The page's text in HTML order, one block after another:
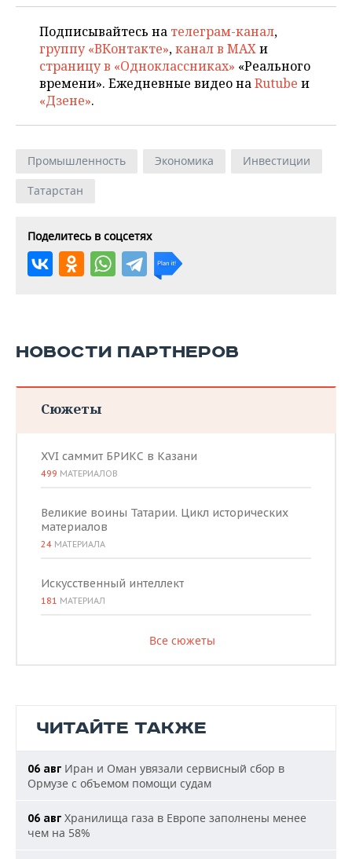
Подписывайтесь на телеграм-канал,
группу «ВКонтакте»,канал в MAXи
страницу в «Одноклассниках» «Реального
времени». Ежедневные видео наRutube и
«Дзене».
Промышленность Экономика
Инвестиции
Татарстан
Поделитесь в соцсетях
НОВОСТИ ПАРТНЕРОВ
Сюжеты
XVI саммит БРИКС в Казани
499 МАТЕРИАЛОВ
Великие воины Татарии. Цикл исторических
материалов
24 МАТЕРИАЛА
Искусственный интеллект
181 МАТЕРИАЛ
Все сюжеты
ЧИТАЙТЕ ТАКЖЕ
06 авг Иран и Оман увязали сервисный сбор в
Ормузе с объемом помощи судам
06 авг Хранилища газа в Европе заполнены менее
чем на 58%